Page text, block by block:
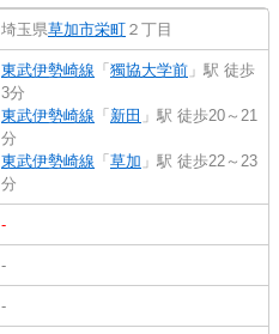
埼玉県草加市栄町 ２丁目
東武伊勢崎線 「獨協大学前 」駅 徒歩
3分
東武伊勢崎線 「新田 」駅 徒歩20～21
分
東武伊勢崎線 「草加 」駅 徒歩22～23
分
-
-
-